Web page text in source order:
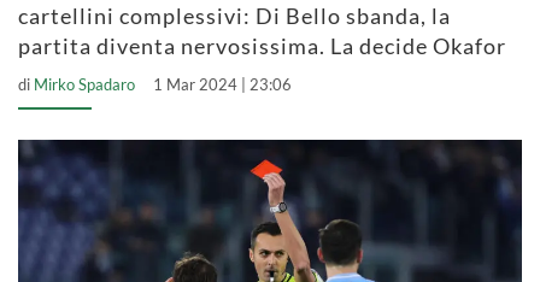
cartellini complessivi: Di Bello sbanda, la
partita diventa nervosissima. La decide Okafor
di Mirko Spadaro 1 Mar 2024 | 23:06